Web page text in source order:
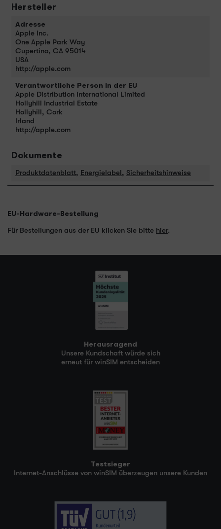
Hersteller
Adresse
Apple Inc.
One Apple Park Way
Cupertino, CA 95014
USA
http://apple.com
Verantwortliche Person in der EU
Apple Distribution International Limited
Hollyhill Industrial Estate
Hollyhill, Cork
Irland
http://apple.com
Dokumente
Produktdatenblatt, Energielabel, Sicherheitshinweise
EU-Hardware-Bestellung
Für Bestellungen aus der EU klicken Sie bitte hier.
Herausragend
Unsere Kundschaft würde sich
erneut für winSIM entscheiden
Testsieger
Internet-Anschlüsse von winSIM überzeugen unsere Kunden